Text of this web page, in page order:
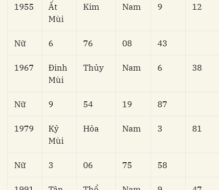
1955
Ất
Mùi
Kim Nam 9 12
Nữ 6 76 08 43
1967
Đinh
Mùi
Thủy Nam 6 38
Nữ 9 54 19 87
1979
Kỷ
Mùi
Hỏa Nam 3 81
Nữ 3 06 75 58